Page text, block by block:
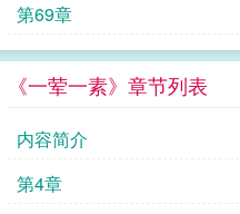
第69章
《一荤一素》章节列表
内容简介
第4章